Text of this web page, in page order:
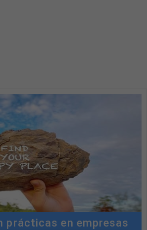
prácticas en empresas